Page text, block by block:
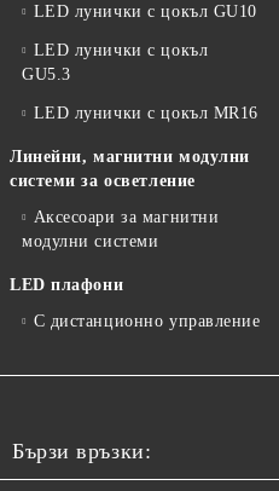
LED лунички с цокъл GU10
LED лунички с цокъл
GU5.3
LED лунички с цокъл MR16
Линейни, магнитни модулни
системи за осветление
Аксесоари за магнитни
модулни системи
LED плафони
С дистанционно управление
Бързи връзки: